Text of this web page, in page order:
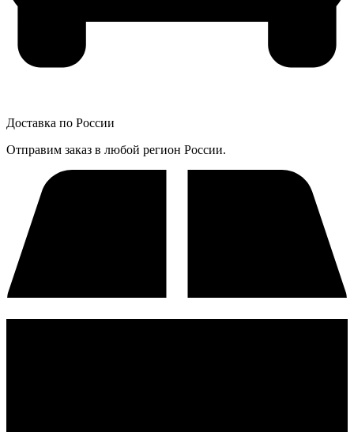
Доставка по России
Отправим заказ в любой регион России.